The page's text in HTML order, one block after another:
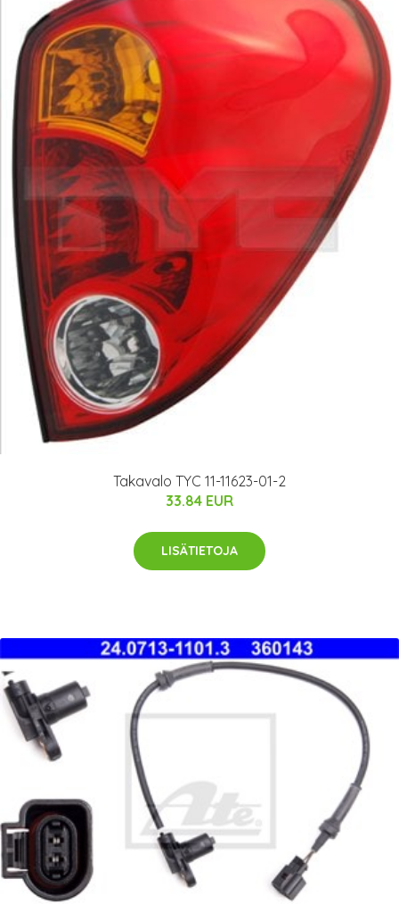
Takavalo TYC 11-11623-01-2
33.84 EUR
LISÄTIETOJA